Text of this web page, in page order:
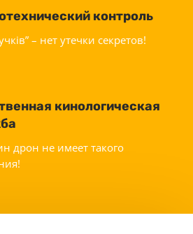
контроль
– нет утечки секретов!
кинологическая
дрон не имеет такого